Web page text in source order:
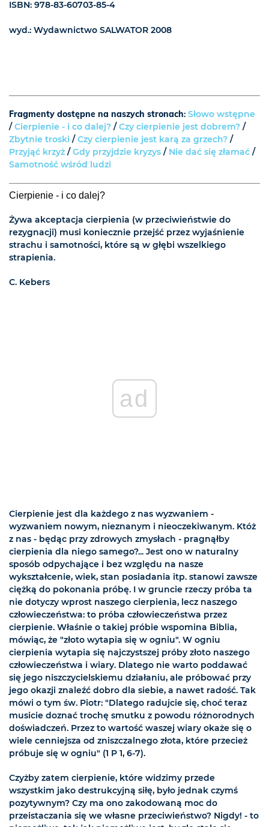
ISBN: 978-83-60703-85-4
wyd.: Wydawnictwo SALWATOR 2008
Fragmenty dostępne na naszych stronach: Słowo wstępne
/ Cierpienie - i co dalej? / Czy cierpienie jest dobrem? /
Zbytnie troski / Czy cierpienie jest karą za grzech? /
Przyjąć krzyż / Gdy przyjdzie kryzys / Nie dać się złamać /
Samotność wśród ludzi
Cierpienie - i co dalej?
Żywa akceptacja cierpienia (w przeciwieństwie do
rezygnacji) musi koniecznie przejść przez wyjaśnienie
strachu i samotności, które są w głębi wszelkiego
strapienia.
C. Kebers
ad
Cierpienie jest dla każdego z nas wyzwaniem -
wyzwaniem nowym, nieznanym i nieoczekiwanym. Któż
z nas - będąc przy zdrowych zmysłach - pragnąłby
cierpienia dla niego samego?... Jest ono w naturalny
sposób odpychające i bez względu na nasze
wykształcenie, wiek, stan posiadania itp. stanowi zawsze
ciężką do pokonania próbę. I w gruncie rzeczy próba ta
nie dotyczy wprost naszego cierpienia, lecz naszego
człowieczeństwa: to próba człowieczeństwa przez
cierpienie. Właśnie o takiej próbie wspomina Biblia,
mówiąc, że "złoto wytapia się w ogniu". W ogniu
cierpienia wytapia się najczystszej próby złoto naszego
człowieczeństwa i wiary. Dlatego nie warto poddawać
się jego niszczycielskiemu działaniu, ale próbować przy
jego okazji znaleźć dobro dla siebie, a nawet radość. Tak
mówi o tym św. Piotr: "Dlatego radujcie się, choć teraz
musicie doznać trochę smutku z powodu różnorodnych
doświadczeń. Przez to wartość waszej wiary okaże się o
wiele cenniejsza od zniszczalnego złota, które przecież
próbuje się w ogniu" (1 P 1, 6-7).
Czyżby zatem cierpienie, które widzimy przede
wszystkim jako destrukcyjną siłę, było jednak czymś
pozytywnym? Czy ma ono zakodowaną moc do
przeistaczania się we własne przeciwieństwo? Nigdy! - to